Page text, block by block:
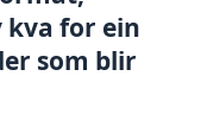
kva for ein
som blir